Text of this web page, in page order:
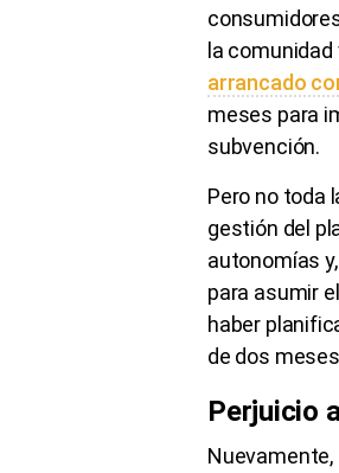
la
arrancado
meses para
subvención.
Pero no toda
gestión del
autonomías
para asumir
haber
de dos
Perjuicio